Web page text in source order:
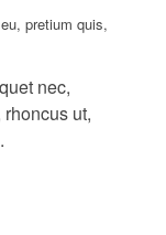
pretium quis,
nec,
ut,